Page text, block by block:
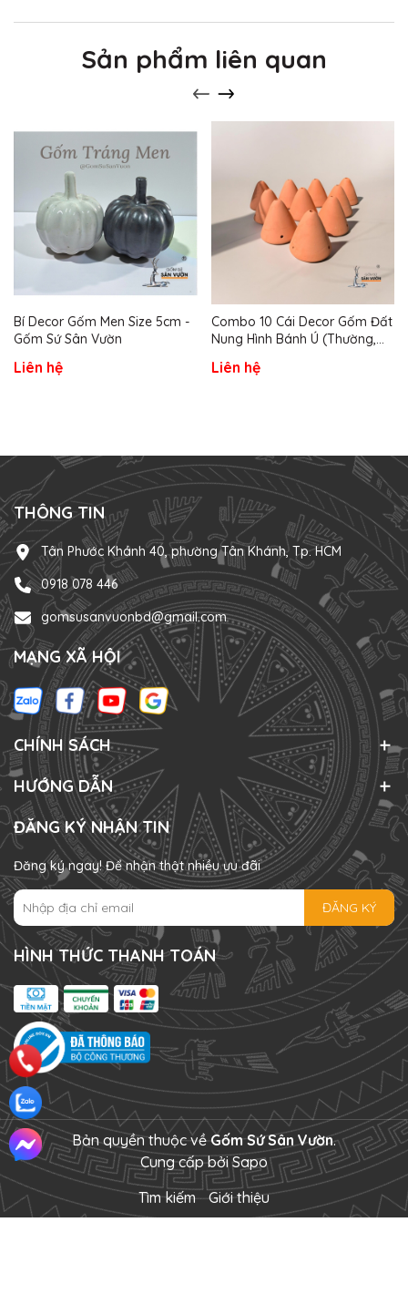
Sản phẩm liên quan
Bí Decor Gốm Men Size 5cm -
Gốm Sứ Sân Vườn
Liên hệ
Combo 10 Cái Decor Gốm Đất
Nung Hình Bánh Ú (Thường,
Gốm Sứ Sân Vườn
Liên hệ
THÔNG TIN
Tân Phước Khánh 40, phường Tân Khánh, Tp. HCM
0918 078 446
gomsusanvuonbd@gmail.com
MẠNG XÃ HỘI
CHÍNH SÁCH
HƯỚNG DẪN
ĐĂNG KÝ NHẬN TIN
Đăng ký ngay! Để nhận thật nhiều ưu đãi
ĐĂNG KÝ
HÌNH THỨC THANH TOÁN
Bản quyền thuộc vềGốm Sứ Sân Vườn.
Cung cấp bởi Sapo
Tìm kiếm
Giới thiệu